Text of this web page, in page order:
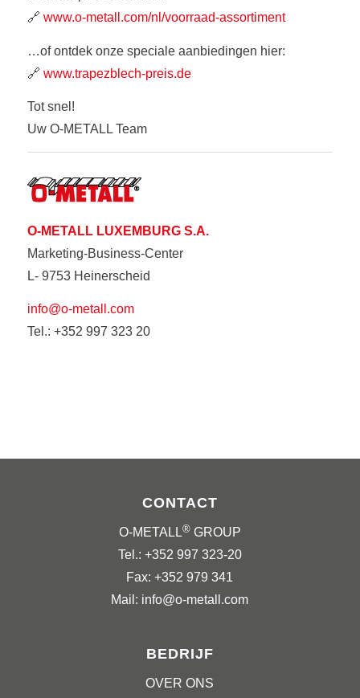
🔗 www.o-metall.com/nl/voorraad-assortiment
…of ontdek onze speciale aanbiedingen hier:
🔗 www.trapezblech-preis.de
Tot snel!
Uw O-METALL Team
O-METALL LUXEMBURG S.A.
Marketing-Business-Center
L- 9753 Heinerscheid
info@o-metall.com
Tel.: +352 997 323 20
CONTACT
O-METALL®GROUP
Tel.: +352 997 323-20
Fax: +352 979 341
Mail: info@o-metall.com
BEDRIJF
OVER ONS